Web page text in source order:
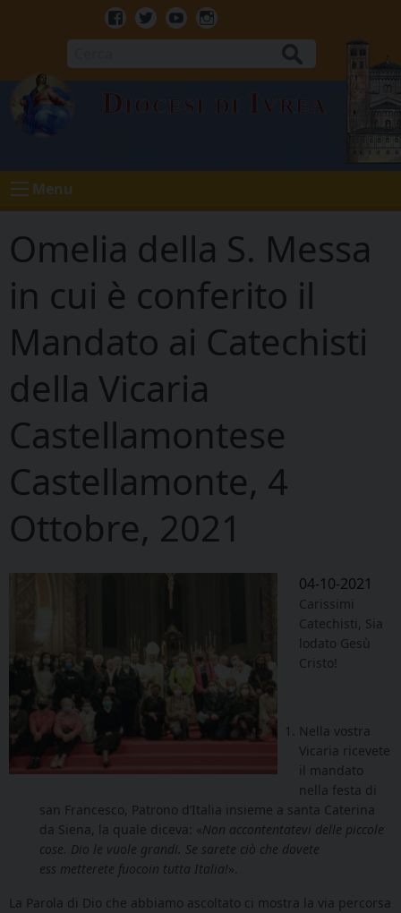
Facebook
TwitterYoutubeInstagram
Diocesi di Ivrea
Menu
Omelia della S. Messa
in cui è conferito il
Mandato ai Catechisti
della Vicaria
Castellamontese
Castellamonte, 4
Ottobre, 2021
04-10-2021
Carissimi
Catechisti, Sia
lodato Gesù
Cristo!
Nella vostra
Vicaria ricevete
il mandato
nella festa di
san Francesco, Patrono d’Italia insieme a santa Caterina
da Siena, la quale diceva: «Non accontentatevi delle piccole
cose. Dio le vuole grandi. Se sarete ciò che dovete
ess metterete fuocoin tutta Italia!».
La Parola di Dio che abbiamo ascoltato ci mostra la via percorsa